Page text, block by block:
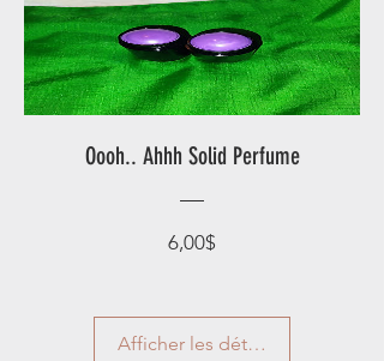
Oooh.. Ahhh Solid Perfume
6,00$
Afficher les détails